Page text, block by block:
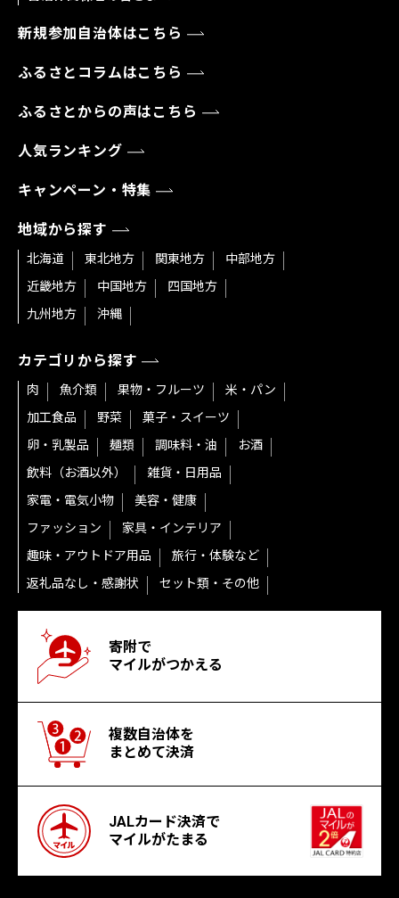
新規参加自治体はこちら
ふるさとコラムはこちら
ふるさとからの声はこちら
人気ランキング
キャンペーン・特集
地域から探す
北海道 東北地方 関東地方
中部地方
近畿地方
中国地方
四国地方
九州地方
沖縄
カテゴリから探す
肉 魚介類 果物・フルーツ
米・パン
加工食品
野菜
菓子・スイーツ
卵・乳製品
麺類 調味料・油
お酒
飲料（お酒以外）
雑貨・日用品
家電・電気小物
美容・健康
ファッション
家具・インテリア
趣味・アウトドア用品
旅行・体験など
返礼品なし・感謝状
セット類・その他
寄附で
マイルがつかえる
複数自治体を
まとめて決済
JALカード決済で
マイルがたまる